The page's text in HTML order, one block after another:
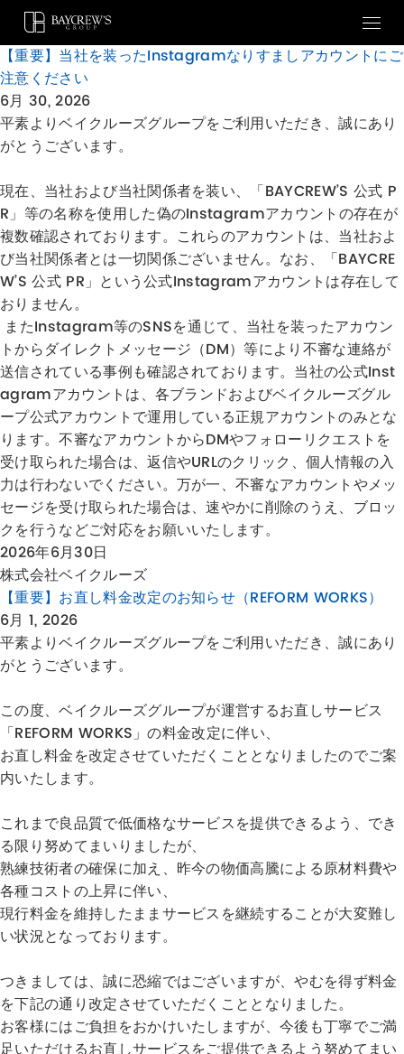
【重要】当社を装ったInstagramなりすましアカウントにご
注意ください
6月 30, 2026
平素よりベイクルーズグループをご利用いただき、誠にあり
がとうございます。
現在、当社および当社関係者を装い、「BAYCREW’S 公式 P
R」等の名称を使用した偽のInstagramアカウントの存在が
複数確認されております。これらのアカウントは、当社およ
び当社関係者とは一切関係ございません。なお、「BAYCRE
W’S 公式 PR」という公式Instagramアカウントは存在して
おりません。
またInstagram等のSNSを通じて、当社を装ったアカウン
トからダイレクトメッセージ（DM）等により不審な連絡が
送信されている事例も確認されております。当社の公式Inst
agramアカウントは、各ブランドおよびベイクルーズグル
ープ公式アカウントで運用している正規アカウントのみとな
ります。不審なアカウントからDMやフォローリクエストを
受け取られた場合は、返信やURLのクリック、個人情報の入
力は行わないでください。万が一、不審なアカウントやメッ
セージを受け取られた場合は、速やかに削除のうえ、ブロッ
クを行うなどご対応をお願いいたします。
2026年6月30日
株式会社ベイクルーズ
【重要】お直し料金改定のお知らせ（REFORM WORKS）
6月 1, 2026
平素よりベイクルーズグループをご利用いただき、誠にあり
がとうございます。
この度、ベイクルーズグループが運営するお直しサービス
「REFORM WORKS」の料金改定に伴い、
お直し料金を改定させていただくこととなりましたのでご案
内いたします。
これまで良品質で低価格なサービスを提供できるよう、でき
る限り努めてまいりましたが、
熟練技術者の確保に加え、昨今の物価高騰による原材料費や
各種コストの上昇に伴い、
現行料金を維持したままサービスを継続することが大変難し
い状況となっております。
つきましては、誠に恐縮ではございますが、やむを得ず料金
を下記の通り改定させていただくこととなりました。
お客様にはご負担をおかけいたしますが、今後も丁寧でご満